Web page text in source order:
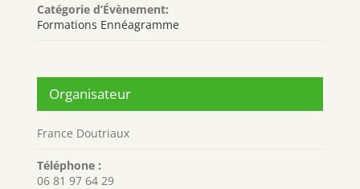
Catégorie d’Évènement:
Formations Ennéagramme
Organisateur
France Doutriaux
Téléphone :
06 81 97 64 29